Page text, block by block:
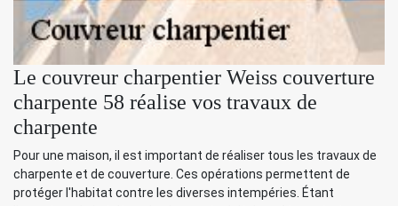
Le couvreur charpentier Weiss couverture
charpente 58 réalise vos travaux de
charpente
Pour une maison, il est important de réaliser tous les travaux de
charpente et de couverture. Ces opérations permettent de
protéger l'habitat contre les diverses intempéries. Étant